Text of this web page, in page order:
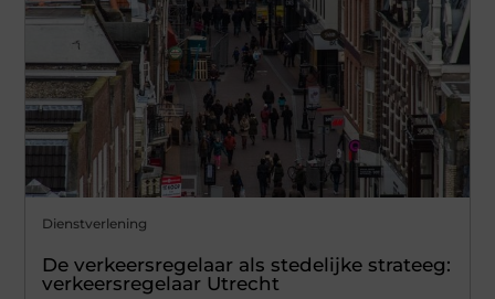
Dienstverlening
De verkeersregelaar als stedelijke strateeg:
verkeersregelaar Utrecht